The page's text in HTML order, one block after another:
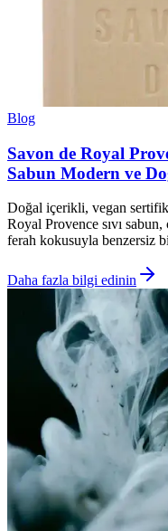
Blog
Savon de Royal
Sabun Modern ve
Doğal içerikli, vegan
Royal Provence sıvı
ferah kokusuyla benzersiz
Daha fazla bilgi edinin